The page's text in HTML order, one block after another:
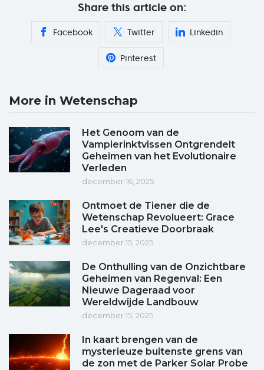
Share this article on:
Facebook Twitter Linkedin
Pinterest
More in Wetenschap
Het Genoom van de
Vampierinktvissen Ontgrendelt
Geheimen van het Evolutionaire
Verleden
december 16, 2025
Ontmoet de Tiener die de
Wetenschap Revolueert: Grace
Lee's Creatieve Doorbraak
december 15, 2025
De Onthulling van de Onzichtbare
Geheimen van Regenval: Een
Nieuwe Dageraad voor
Wereldwijde Landbouw
december 15, 2025
In kaart brengen van de
mysterieuze buitenste grens van
de zon met de Parker Solar Probe